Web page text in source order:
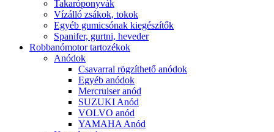
Takaróponyvák
Vízálló zsákok, tokok
Egyéb gumicsónak kiegészítők
Spanifer, gurtni, heveder
Robbanómotor tartozékok
Anódok
Csavarral rögzíthető anódok
Egyéb anódok
Mercruiser anód
SUZUKI Anód
VOLVO anód
YAMAHA Anód